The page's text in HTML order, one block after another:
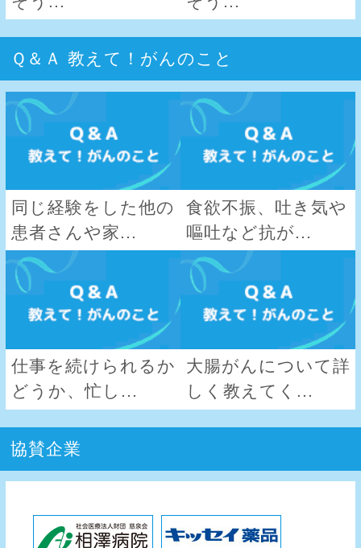
Ｑ＆Ａ 教えて！がんのこと
同じ経験をした他の
患者さんや家...
食欲不振、吐き気や
嘔吐など抗が...
仕事を続けられるか
どうか、忙し...
大腸がんについて詳
しく教えてく...
協賛企業